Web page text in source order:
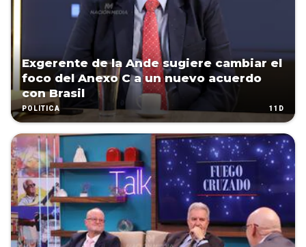
Exgerente de la Ande sugiere cambiar el
foco del Anexo C a un nuevo acuerdo
con Brasil
POLÍTICA 11D